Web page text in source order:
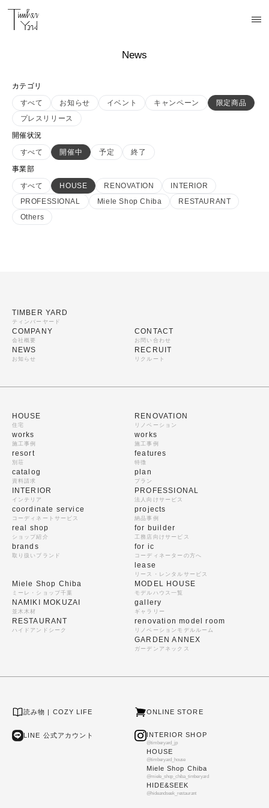
News
カテゴリ
すべて
お知らせ イベント キャンペーン
限定商品
プレスリリース
開催状況
すべて
開催中 予定
終了
事業部
すべて
HOUSE RENOVATION
INTERIOR
PROFESSIONAL
Miele Shop Chiba
RESTAURANT
Others
TIMBER YARD
ティンバーヤード
COMPANY
会社概要
NEWS
お知らせ
CONTACT
お問い合わせ
RECRUIT
リクルート
HOUSE
住宅
works
施工事例
resort
別荘
catalog
資料請求
RENOVATION
リノベーション
works
施工事例
features
特徴
plan
プラン
INTERIOR
インテリア
coordinate service
コーディネートサービス
real shop
ショップ紹介
brands
取り扱いブランド
PROFESSIONAL
法人向けサービス
projects
納品事例
for builder
工務店向けサービス
for ic
コーディネーターの方へ
lease
リース・レンタルサービス
Miele Shop Chiba
ミーレ・ショップ千葉
NAMIKI MOKUZAI
並木木材
RESTAURANT
ハイドアンドシーク
MODEL HOUSE
モデルハウス一覧
gallery
ギャラリー
renovation model room
リノベーションモデルルーム
GARDEN ANNEX
ガーデンアネックス
読み物 | COZY LIFE ONLINE STORE
LINE 公式アカウント INTERIOR SHOP
@timberyard_jp
HOUSE
@timberyard_house
Miele Shop Chiba
@miele_shop_chiba_timberyard
HIDE&SEEK
@hideandseek_restaurant